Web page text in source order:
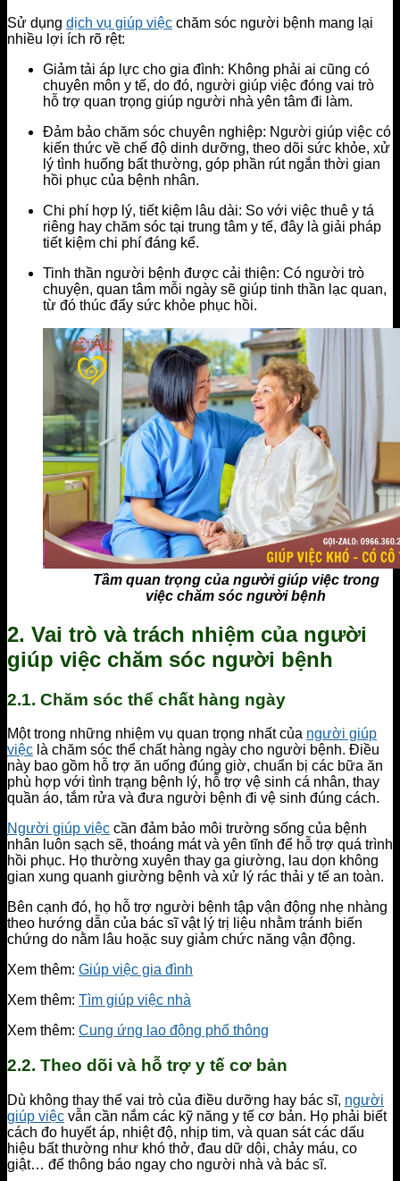
Sử dụng dịch vụ giúp việc chăm sóc người bệnh mang lại
nhiều lợi ích rõ rệt:
Giảm tải áp lực cho gia đình: Không phải ai cũng có
chuyên môn y tế, do đó, người giúp việc đóng vai trò
hỗ trợ quan trọng giúp người nhà yên tâm đi làm.
Đảm bảo chăm sóc chuyên nghiệp: Người giúp việc có
kiến thức về chế độ dinh dưỡng, theo dõi sức khỏe, xử
lý tình huống bất thường, góp phần rút ngắn thời gian
hồi phục của bệnh nhân.
Chi phí hợp lý, tiết kiệm lâu dài: So với việc thuê y tá
riêng hay chăm sóc tại trung tâm y tế, đây là giải pháp
tiết kiệm chi phí đáng kể.
Tinh thần người bệnh được cải thiện: Có người trò
chuyện, quan tâm mỗi ngày sẽ giúp tinh thần lạc quan,
từ đó thúc đẩy sức khỏe phục hồi.
Tầm quan trọng của người giúp việc trong
việc chăm sóc người bệnh
2. Vai trò và trách nhiệm của người
giúp việc chăm sóc người bệnh
2.1. Chăm sóc thể chất hàng ngày
Một trong những nhiệm vụ quan trọng nhất của người giúp
việc là chăm sóc thể chất hàng ngày cho người bệnh. Điều
này bao gồm hỗ trợ ăn uống đúng giờ, chuẩn bị các bữa ăn
phù hợp với tình trạng bệnh lý, hỗ trợ vệ sinh cá nhân, thay
quần áo, tắm rửa và đưa người bệnh đi vệ sinh đúng cách.
Người giúp việc cần đảm bảo môi trường sống của bệnh
nhân luôn sạch sẽ, thoáng mát và yên tĩnh để hỗ trợ quá trình
hồi phục. Họ thường xuyên thay ga giường, lau dọn không
gian xung quanh giường bệnh và xử lý rác thải y tế an toàn.
Bên cạnh đó, họ hỗ trợ người bệnh tập vận động nhẹ nhàng
theo hướng dẫn của bác sĩ vật lý trị liệu nhằm tránh biến
chứng do nằm lâu hoặc suy giảm chức năng vận động.
Xem thêm: Giúp việc gia đình
Xem thêm: Tìm giúp việc nhà
Xem thêm: Cung ứng lao động phổ thông
2.2. Theo dõi và hỗ trợ y tế cơ bản
Dù không thay thế vai trò của điều dưỡng hay bác sĩ, người
giúp việc vẫn cần nắm các kỹ năng y tế cơ bản. Họ phải biết
cách đo huyết áp, nhiệt độ, nhịp tim, và quan sát các dấu
hiệu bất thường như khó thở, đau dữ dội, chảy máu, co
giật… để thông báo ngay cho người nhà và bác sĩ.